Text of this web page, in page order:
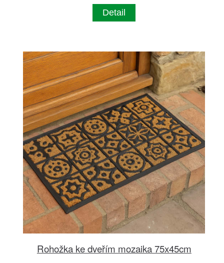
Detail
Rohožka ke dveřím mozaika 75x45cm